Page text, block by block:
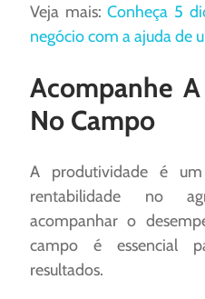
Veja mais:Conheça 5
negócio com a ajuda de
Acompanhe
No Campo
A produtividade é
rentabilidade no
acompanhar o
campo é essencial
resultados.